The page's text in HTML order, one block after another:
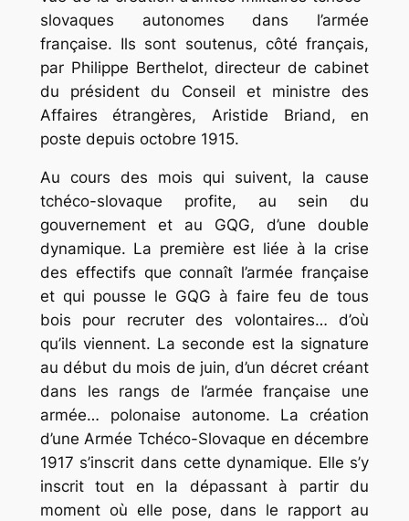
slovaques autonomes dans l’armée
française. Ils sont soutenus, côté français,
par Philippe Berthelot, directeur de cabinet
du président du Conseil et ministre des
Affaires étrangères, Aristide Briand, en
poste depuis octobre 1915.
Au cours des mois qui suivent, la cause
tchéco-slovaque profite, au sein du
gouvernement et au GQG, d’une double
dynamique. La première est liée à la crise
des effectifs que connaît l’armée française
et qui pousse le GQG à faire feu de tous
bois pour recruter des volontaires… d’où
qu’ils viennent. La seconde est la signature
au début du mois de juin, d’un décret créant
dans les rangs de l’armée française une
armée… polonaise autonome. La création
d’une Armée Tchéco-Slovaque en décembre
1917 s’inscrit dans cette dynamique. Elle s’y
inscrit tout en la dépassant à partir du
moment où elle pose, dans le rapport au